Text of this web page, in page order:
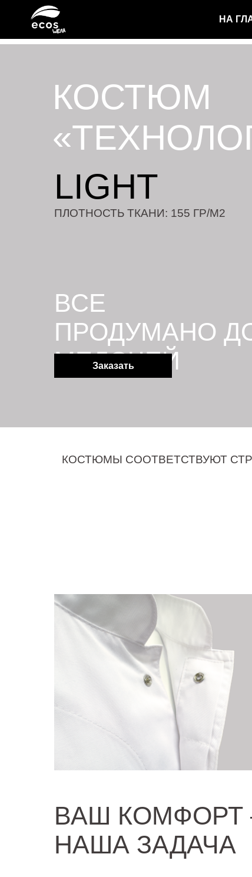
НА
ВСЕ
ПРОДУМАНО
МЕЛОЧЕЙ
КОСТЮМ
LIGHT
Заказать
ПЛОТНОСТЬ ТКАНИ: 155 ГР/М2
КОСТЮМЫ СООТВЕТСТВУЮТ
ВАШ
НАША ЗАДАЧА